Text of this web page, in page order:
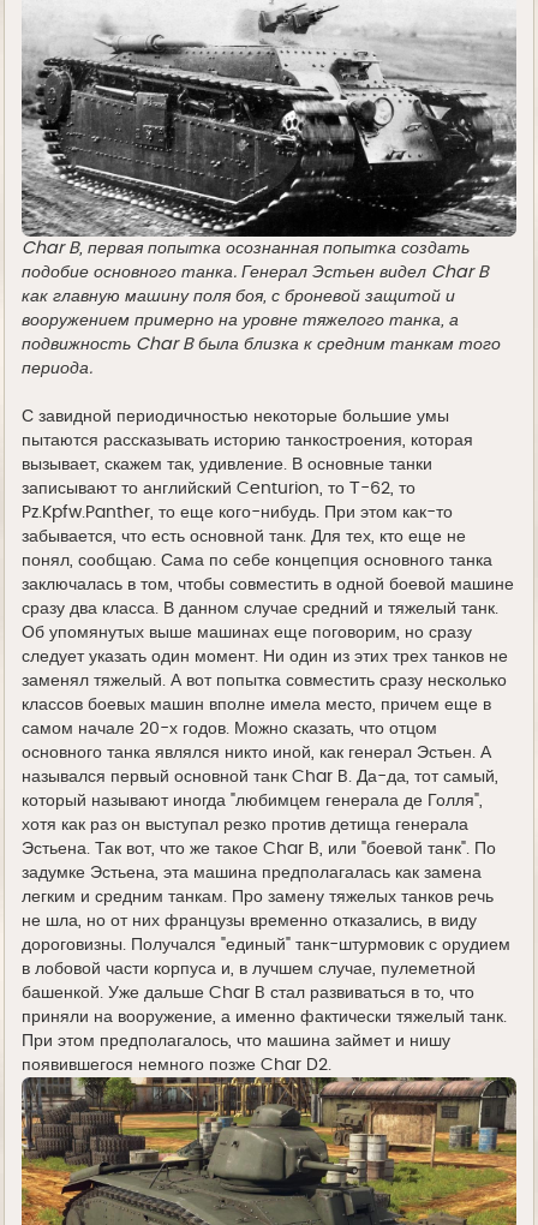
Char B, первая попытка осознанная попытка создать
подобие основного танка. Генерал Эстьен видел Char B
как главную машину поля боя, с броневой защитой и
вооружением примерно на уровне тяжелого танка, а
подвижность Char B была близка к средним танкам того
периода.
С завидной периодичностью некоторые большие умы
пытаются рассказывать историю танкостроения, которая
вызывает, скажем так, удивление. В основные танки
записывают то английский Centurion, то Т-62, то
Pz.Kpfw.Panther, то еще кого-нибудь. При этом как-то
забывается, что есть основной танк. Для тех, кто еще не
понял, сообщаю. Сама по себе концепция основного танка
заключалась в том, чтобы совместить в одной боевой машине
сразу два класса. В данном случае средний и тяжелый танк.
Об упомянутых выше машинах еще поговорим, но сразу
следует указать один момент. Ни один из этих трех танков не
заменял тяжелый. А вот попытка совместить сразу несколько
классов боевых машин вполне имела место, причем еще в
самом начале 20-х годов. Можно сказать, что отцом
основного танка являлся никто иной, как генерал Эстьен. А
назывался первый основной танк Char B. Да-да, тот самый,
который называют иногда "любимцем генерала де Голля",
хотя как раз он выступал резко против детища генерала
Эстьена. Так вот, что же такое Char B, или "боевой танк". По
задумке Эстьена, эта машина предполагалась как замена
легким и средним танкам. Про замену тяжелых танков речь
не шла, но от них французы временно отказались, в виду
дороговизны. Получался "единый" танк-штурмовик с орудием
в лобовой части корпуса и, в лучшем случае, пулеметной
башенкой. Уже дальше Char B стал развиваться в то, что
приняли на вооружение, а именно фактически тяжелый танк.
При этом предполагалось, что машина займет и нишу
появившегося немного позже Char D2.